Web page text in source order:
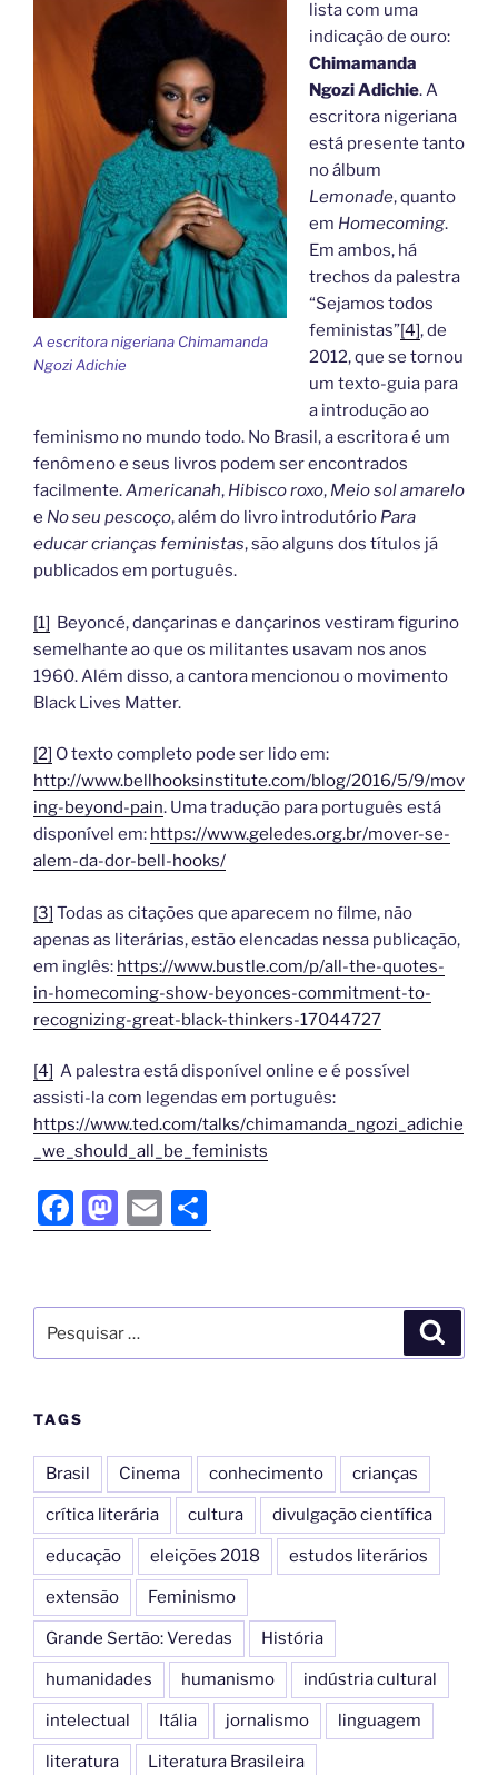
A escritora nigeriana Chimamanda
Ngozi Adichie
lista com uma
indicação de ouro:
Chimamanda
Ngozi Adichie. A
escritora nigeriana
está presente tanto
no álbum
Lemonade, quanto
em Homecoming.
Em ambos, há
trechos da palestra
“Sejamos todos
feministas”[4], de
2012, que se tornou
um texto-guia para
a introdução ao
feminismo no mundo todo. No Brasil, a escritora é um
fenômeno e seus livros podem ser encontrados
facilmente.Americanah, Hibisco roxo, Meio sol amarelo
e No seu pescoço, além do livro introdutório Para
educar crianças feministas, são alguns dos títulos já
publicados em português.
[1] Beyoncé, dançarinas e dançarinos vestiram figurino
semelhante ao que os militantes usavam nos anos
1960. Além disso, a cantora mencionou o movimento
Black Lives Matter.
[2] O texto completo pode ser lido em:
http://www.bellhooksinstitute.com/blog/2016/5/9/mov
ing-beyond-pain. Uma tradução para português está
disponível em: https://www.geledes.org.br/mover-se-
alem-da-dor-bell-hooks/
[3] Todas as citações que aparecem no filme, não
apenas as literárias, estão elencadas nessa publicação,
em inglês: https://www.bustle.com/p/all-the-quotes-
in-homecoming-show-beyonces-commitment-to-
recognizing-great-black-thinkers-17044727
[4] A palestra está disponível online e é possível
assisti-la com legendas em português:
https://www.ted.com/talks/chimamanda_ngozi_adichie
_we_should_all_be_feminists
F
a
e
b
o
k
M
a
o
d
E
m
l
h
e
TAGS
Brasil Cinema conhecimento crianças
crítica literária cultura divulgação científica
educação eleições 2018 estudos literários
extensão Feminismo
Grande Sertão: Veredas História
humanidades humanismo indústria cultural
intelectual Itália jornalismo linguagem
literatura Literatura Brasileira